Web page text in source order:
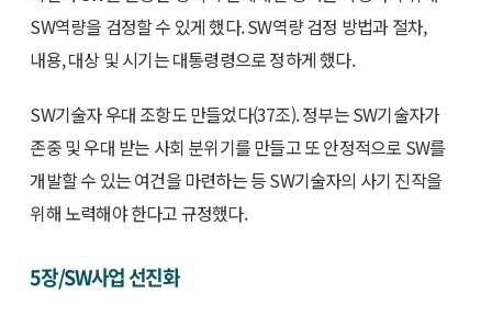
SW역량을 검정할 수 있게 했다. SW역량 검정 방법과 절차,
내용, 대상 및 시기는 대통령령으로 정하게 했다.
SW기술자 우대 조항도 만들었다(37조). 정부는 SW기술자가
존중 및 우대 받는 사회 분위기를 만들고 또 안정적으로 SW를
개발할 수 있는 여건을 마련하는 등 SW기술자의 사기 진작을
위해 노력해야 한다고 규정했다.
5장/SW사업 선진화